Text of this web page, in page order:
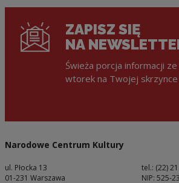
ZAPISZ SIĘ
NA
Świeża porcja informacji
wtorek na Twojej
Narodowe Centrum Kultury
ul. Płocka 13
01-231 Warszawa
tel.: (22)
NIP: 525-